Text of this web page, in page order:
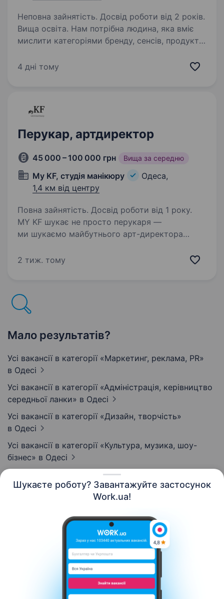
Шукаєте роботу? Завантажуйте застосунок
Work.ua!
Неповна зайнятість. Досвід роботи від 2 років.
Вища освіта. Нам потрібна людина, яка вміє
мислити категоріями бренду, сенсів, продукту
Формувати та підтримувати цілісну систему
4 дні тому
Перукар, артдиректор
45 000 – 100 000 грн Вища за середню
My KF, студія манікюру
Одеса,
1,4 км від центру
Повна зайнятість. Досвід роботи від 1 року.
MY KF шукає не просто перукаря —
ми шукаємо майбутнього арт-директора
колорист, захоплюєшся сучасними техніками
2 тиж. тому
Мало результатів?
Усі вакансії в категорії «Маркетинг, реклама, PR»
в Одесі
Усі вакансії в категорії «Адмiнiстрацiя, керівництво
середньої ланки» в Одесі
Усі вакансії в категорії «Дизайн, творчість»
в Одесі
Усі вакансії в категорії «Культура, музика, шоу-
бізнес» в Одесі
Контакти Про нас Кар’єра